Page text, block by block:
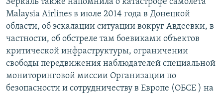
Зеркаль также напомнила о катастрофе самолета
Malaysia Airlines в июле 2014 года в Донецкой
области, об эскалации ситуации вокруг Авдеевки, в
частности, об обстреле там боевиками объектов
критической инфраструктуры, ограничении
свободы передвижения наблюдателей специальной
мониторинговой миссии Организации по
безопасности и сотрудничеству в Европе (ОБСЕ ) на